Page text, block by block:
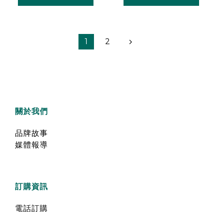
1 2
關於我們
品牌故事
媒體報導
訂購資訊
電話訂購